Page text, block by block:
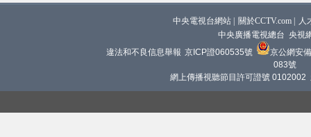
中央電視台網站 關於CCTV.com
人
中央廣播電視總台 央視
違法和不良信息舉報 京ICP證060535號
京公網安
083號
網上傳播視聽節目許可證號 0102002